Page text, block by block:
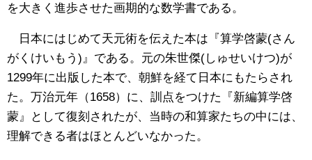
を大きく進歩させた画期的な数学書である。
日本にはじめて天元術を伝えた本は『算学啓蒙(さん
がくけいもう)』である。元の朱世傑(しゅせいけつ)が
1299年に出版した本で、朝鮮を経て日本にもたらされ
た。万治元年（1658）に、訓点をつけた『新編算学啓
蒙』として復刻されたが、当時の和算家たちの中には、
理解できる者はほとんどいなかった。